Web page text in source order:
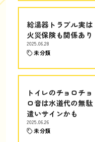
給湯器トラブル実は
火災保険も関係あり
2025.06.28
未分類
トイレのチョロチョ
ロ音は水道代の無駄
遣いサインかも
2025.06.26
未分類